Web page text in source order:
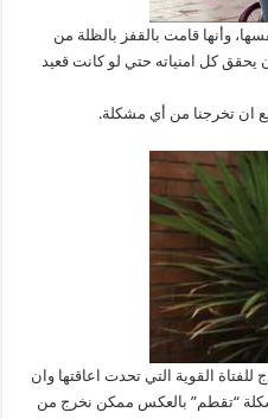
وأنها قامت بالقفز بالظلة من
يحقق كل امنياته حتي لو كانت قعيد
ان تخرجنا من أي مشكلة.
القوية التي تحدت اعاقتها وان
“تقطم” بالعكس ممكن نخرج من